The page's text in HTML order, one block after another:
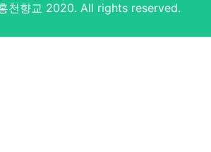
천향교 2020. All rights reserved.